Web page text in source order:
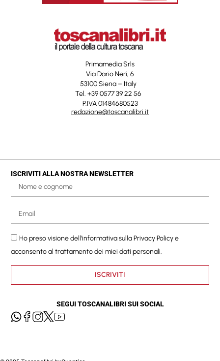
Primamedia Srls
Via Dario Neri, 6
53100 Siena – Italy
Tel. +39 0577 39 22 56
P.IVA 01484680523
redazione@toscanalibri.it
ISCRIVITI ALLA NOSTRA NEWSLETTER
Ho preso visione dell'informativa sullaPrivacy Policye
acconsento al trattamento dei miei dati personali.
ISCRIVITI
SEGUI TOSCANALIBRI SUI SOCIAL